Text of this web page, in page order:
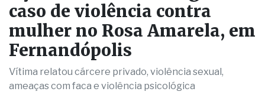
POLICIAL
Ação da PM e OAB flagra
caso de violência contra
mulher no Rosa Amarela, em
Fernandópolis